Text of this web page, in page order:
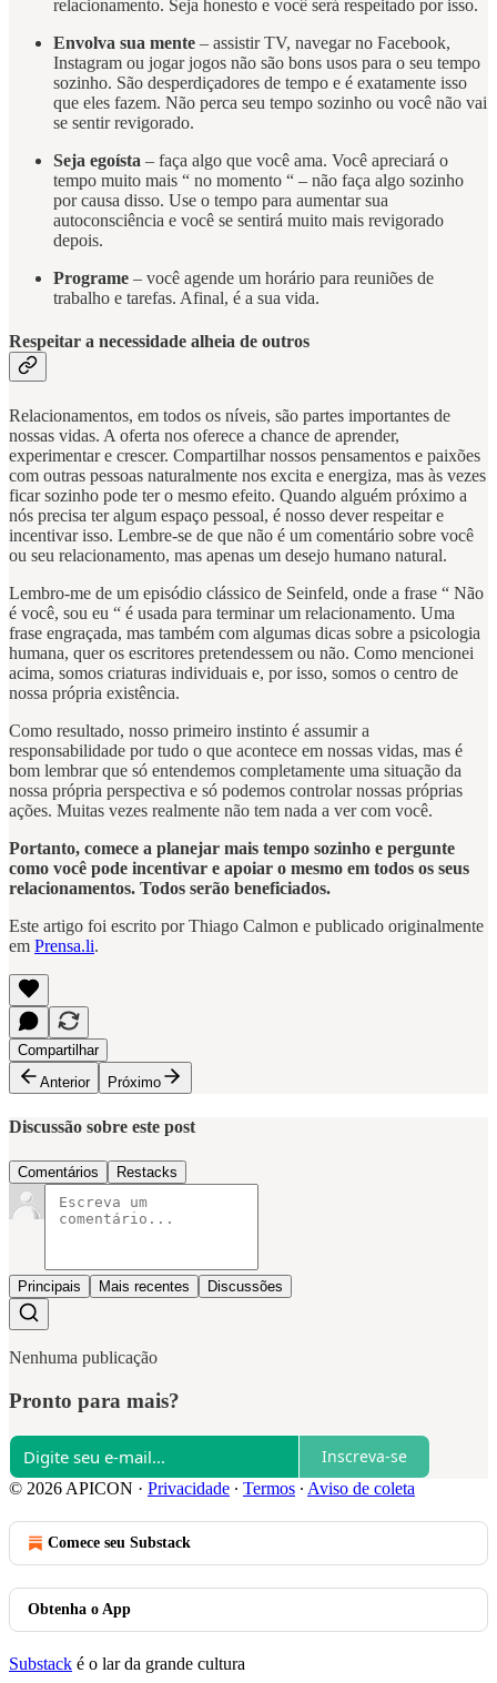
relacionamento. Seja honesto e você será respeitado por isso.
Envolva sua mente – assistir TV, navegar no Facebook,
Instagram ou jogar jogos não são bons usos para o seu tempo
sozinho. São desperdiçadores de tempo e é exatamente isso
que eles fazem. Não perca seu tempo sozinho ou você não vai
se sentir revigorado.
Seja egoísta – faça algo que você ama. Você apreciará o
tempo muito mais “ no momento “ – não faça algo sozinho
por causa disso. Use o tempo para aumentar sua
autoconsciência e você se sentirá muito mais revigorado
depois.
Programe – você agende um horário para reuniões de
trabalho e tarefas. Afinal, é a sua vida.
Respeitar a necessidade alheia de outros
Relacionamentos, em todos os níveis, são partes importantes de
nossas vidas. A oferta nos oferece a chance de aprender,
experimentar e crescer. Compartilhar nossos pensamentos e paixões
com outras pessoas naturalmente nos excita e energiza, mas às vezes
ficar sozinho pode ter o mesmo efeito. Quando alguém próximo a
nós precisa ter algum espaço pessoal, é nosso dever respeitar e
incentivar isso. Lembre-se de que não é um comentário sobre você
ou seu relacionamento, mas apenas um desejo humano natural.
Lembro-me de um episódio clássico de Seinfeld, onde a frase “ Não
é você, sou eu “ é usada para terminar um relacionamento. Uma
frase engraçada, mas também com algumas dicas sobre a psicologia
humana, quer os escritores pretendessem ou não. Como mencionei
acima, somos criaturas individuais e, por isso, somos o centro de
nossa própria existência.
Como resultado, nosso primeiro instinto é assumir a
responsabilidade por tudo o que acontece em nossas vidas, mas é
bom lembrar que só entendemos completamente uma situação da
nossa própria perspectiva e só podemos controlar nossas próprias
ações. Muitas vezes realmente não tem nada a ver com você.
Portanto, comece a planejar mais tempo sozinho e pergunte
como você pode incentivar e apoiar o mesmo em todos os seus
relacionamentos. Todos serão beneficiados.
Este artigo foi escrito por Thiago Calmon e publicado originalmente
em Prensa.li.
Compartilhar
Anterior
Próximo
Discussão sobre este post
Comentários Restacks
Principais Mais recentes Discussões
Nenhuma publicação
Pronto para mais?
Inscreva-se
© 2026 APICON · Privacidade ∙ Termos ∙ Aviso de coleta
Comece seu Substack
Obtenha o App
Substack é o lar da grande cultura